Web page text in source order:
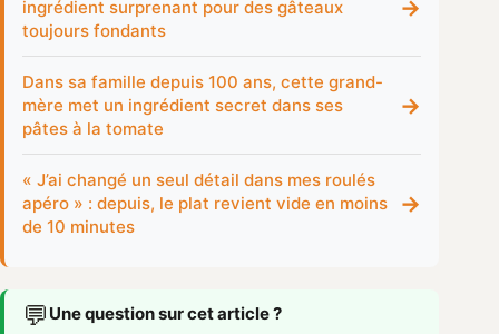
ingrédient surprenant pour des gâteaux
toujours fondants
→
Dans sa famille depuis 100 ans, cette grand-
mère met un ingrédient secret dans ses
pâtes à la tomate
→
« J’ai changé un seul détail dans mes roulés
apéro » : depuis, le plat revient vide en moins
de 10 minutes
→
💬 Une question sur cet article ?